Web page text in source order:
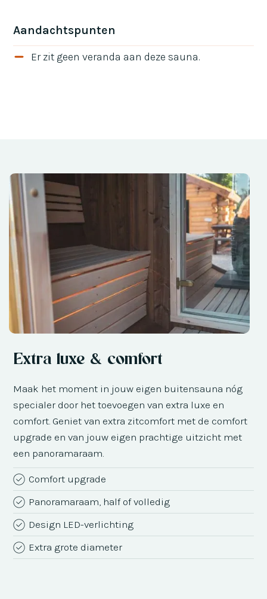
Aandachtspunten
Er zit geen veranda aan deze sauna.
Extra luxe & comfort
Maak het moment in jouw eigen buitensauna nóg
specialer door het toevoegen van extra luxe en
comfort. Geniet van extra zitcomfort met de comfort
upgrade en van jouw eigen prachtige uitzicht met
een panoramaraam.
Comfort upgrade
Panoramaraam, half of volledig
Design LED-verlichting
Extra grote diameter